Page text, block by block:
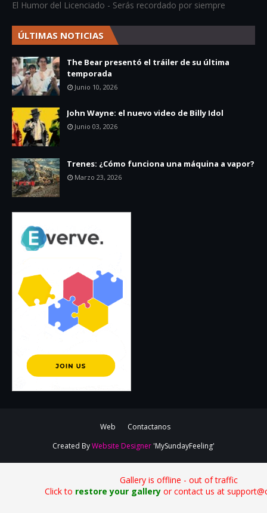
El Humor del Licenciado - Serás recordado por siempre
ÚLTIMAS NOTICIAS
The Bear presentó el tráiler de su última
temporada
Junio 10, 2026
John Wayne: el nuevo video de Billy Idol
Junio 03, 2026
Trenes: ¿Cómo funciona una máquina a vapor?
Marzo 23, 2026
Web
Contactanos
Created ByWebsite Designer 'MySundayFeeling'
Gallery is offline - out of traffic
Click to restore your galleryor contact us at